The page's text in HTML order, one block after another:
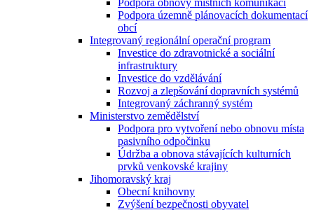
Podpora obnovy místních komunikací
Podpora územně plánovacích dokumentací
obcí
Integrovaný regionální operační program
Investice do zdravotnické a sociální
infrastruktury
Investice do vzdělávání
Rozvoj a zlepšování dopravních systémů
Integrovaný záchranný systém
Ministerstvo zemědělství
Podpora pro vytvoření nebo obnovu místa
pasivního odpočinku
Údržba a obnova stávajících kulturních
prvků venkovské krajiny
Jihomoravský kraj
Obecní knihovny
Zvýšení bezpečnosti obyvatel